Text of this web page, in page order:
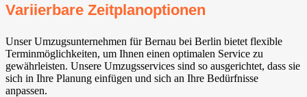
Variierbare Zeitplanoptionen
Unser Umzugsunternehmen für Bernau bei Berlin bietet flexible
Terminmöglichkeiten, um Ihnen einen optimalen Service zu
gewährleisten. Unsere Umzugsservices sind so ausgerichtet, dass sie
sich in Ihre Planung einfügen und sich an Ihre Bedürfnisse
anpassen.